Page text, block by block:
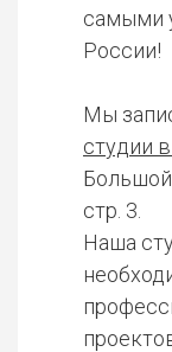
самыми
России!
Мы
студии
стр. 3.
Наша